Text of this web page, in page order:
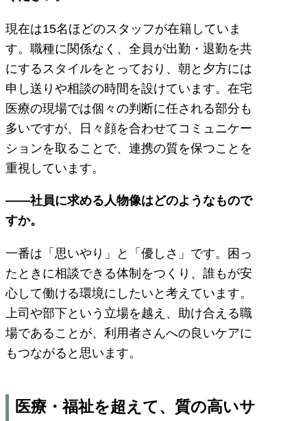
現在は15名ほどのスタッフが在籍していま
す。職種に関係なく、全員が出勤・退勤を共
にするスタイルをとっており、朝と夕方には
申し送りや相談の時間を設けています。在宅
医療の現場では個々の判断に任される部分も
多いですが、日々顔を合わせてコミュニケー
ションを取ることで、連携の質を保つことを
重視しています。
――社員に求める人物像はどのようなもので
すか。
一番は「思いやり」と「優しさ」です。困っ
たときに相談できる体制をつくり、誰もが安
心して働ける環境にしたいと考えています。
上司や部下という立場を越え、助け合える職
場であることが、利用者さんへの良いケアに
もつながると思います。
医療・福祉を超えて、質の高いサ